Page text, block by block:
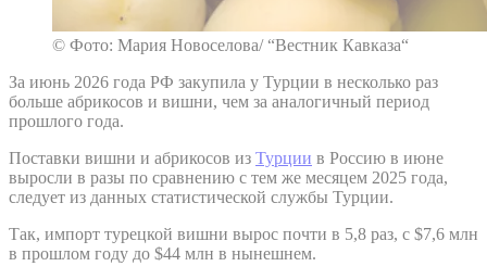
© Фото: Мария Новоселова/ “Вестник Кавказа“
За июнь 2026 года РФ закупила у Турции в несколько раз
больше абрикосов и вишни, чем за аналогичный период
прошлого года.
Поставки вишни и абрикосов из Турции в Россию в июне
выросли в разы по сравнению с тем же месяцем 2025 года,
следует из данных статистической службы Турции.
Так, импорт турецкой вишни вырос почти в 5,8 раз, с $7,6 млн
в прошлом году до $44 млн в нынешнем.